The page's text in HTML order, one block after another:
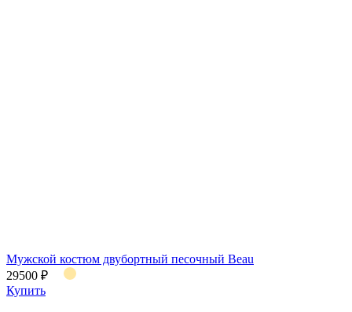
Мужской костюм двубортный песочный Beau
29500 ₽
Купить